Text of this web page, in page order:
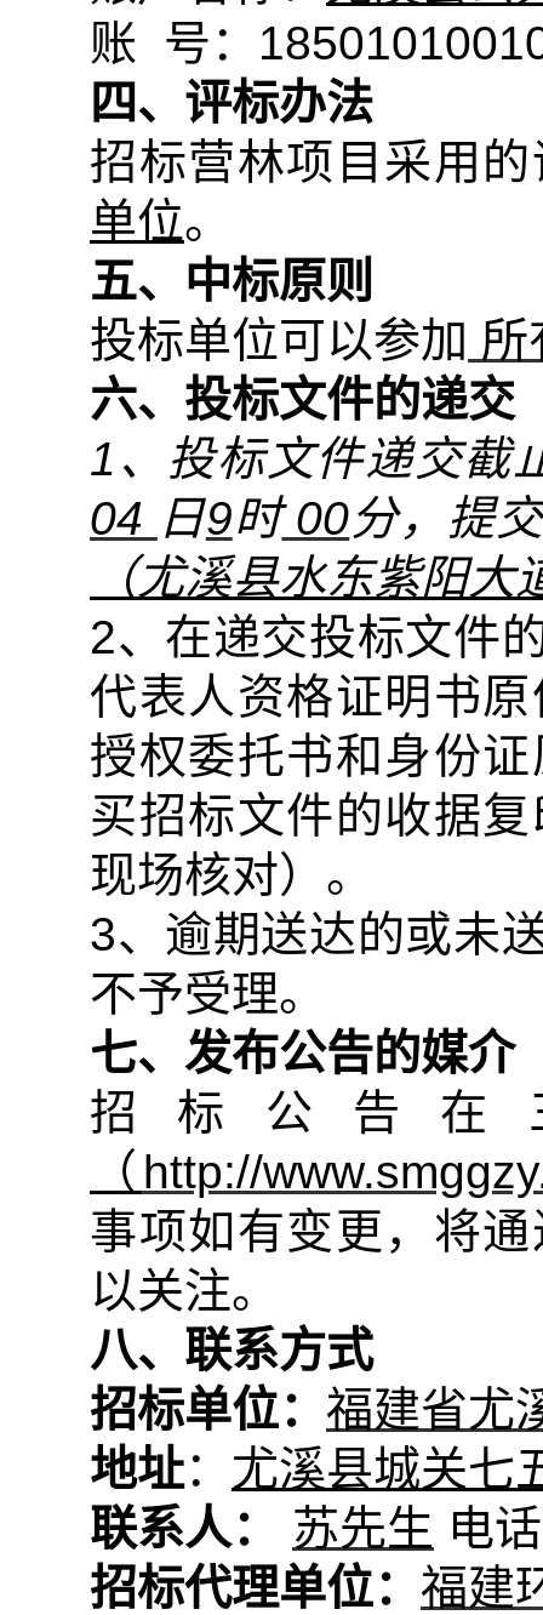
账
号：
四、评标办法
招标营林项目采用
单位。
五、中标原则
投标单位可以参加 所
六、投标文件的递交
1、投标文件递交截
04 日9时00分，提
（尤溪县水东紫阳大
2、在递交投标文件
代表人资格证明书
授权委托书和身份
买招标文件的收据
现场核对）。
3、逾期送达的或未
不予受理。
七、发布公告的媒介
招标公告在
（ http://
事项如有变更，将
以关注。
八、联系方式
招标单位： 福建省尤
地址： 尤溪县城关七
联系人：
苏先生 电
招标代理单位： 福建